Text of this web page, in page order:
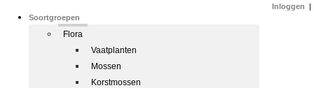
Soortgroepen
Flora
Vaatplanten
Mossen
Korstmossen
Inloggen |